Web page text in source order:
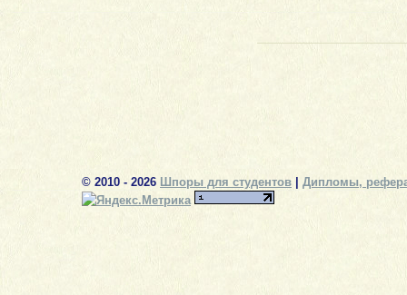
© 2010 - 2026 Шпоры для студентов Дипломы,